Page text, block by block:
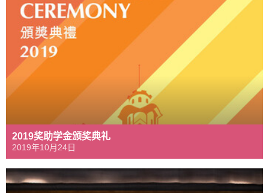
2019奖助学金颁奖典礼
2019年10月24日